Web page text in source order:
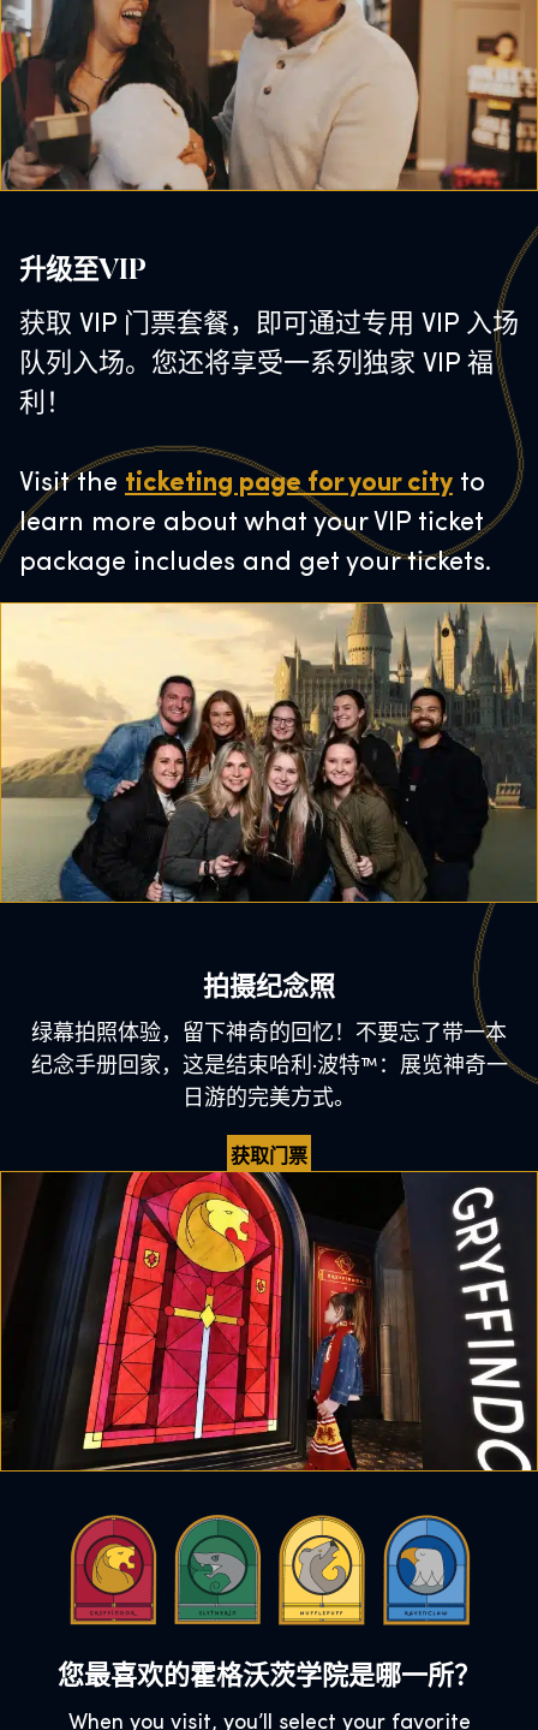
升级至VIP
获取 VIP 门票套餐，即可通过专用 VIP 入场
队列入场。您还将享受一系列独家 VIP 福
利！
Visit the ticketing page for your city to
learn more about what your VIP ticket
package includes and get your tickets.
拍摄纪念照
绿幕拍照体验，留下神奇的回忆！不要忘了带一本
纪念手册回家，这是结束哈利·波特™：展览神奇一
日游的完美方式。
获取门票
您最喜欢的霍格沃茨学院是哪一所？
When you visit, you’ll select your favorite